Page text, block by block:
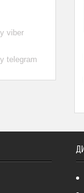
viber
telegram